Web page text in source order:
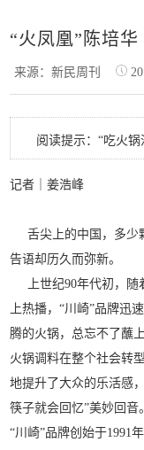
“火凤凰”陈培华
来源：新民周刊
阅读提示：“吃火
记者｜姜浩峰
舌尖上的中国，多少
告语却历久而弥新。
上世纪90年代初，随
上热播，“川崎”品牌迅
腾的火锅，总忘不了蘸
火锅调料在整个社会转
地提升了大众的乐活感
筷子就会回忆”美妙回音。
“川崎”品牌创始于1991